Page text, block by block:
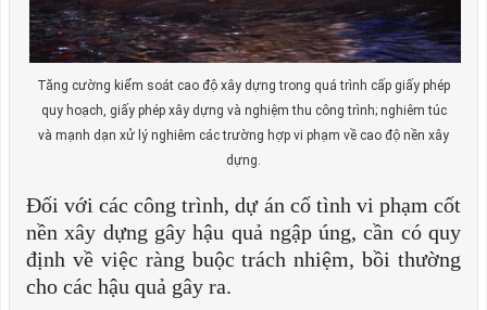
Tăng cường kiểm soát cao độ xây dựng trong quá trình cấp giấy phép
quy hoạch, giấy phép xây dựng và nghiệm thu công trình; nghiêm túc
và mạnh dạn xử lý nghiêm các trường hợp vi phạm về cao độ nền xây
dựng.
Đối với các công trình, dự án cố tình vi phạm cốt
nền xây dựng gây hậu quả ngập úng, cần có quy
định về việc ràng buộc trách nhiệm, bồi thường
cho các hậu quả gây ra.